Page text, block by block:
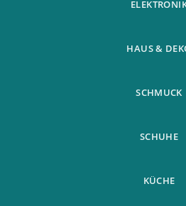
HAUS &
SCHMUCK
SCHUHE
KÜCHE